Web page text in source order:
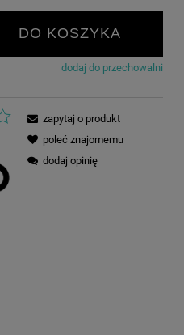
DO KOSZYKA
dodaj do przechowalni
zapytaj o produkt
poleć znajomemu
dodaj opinię